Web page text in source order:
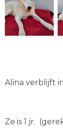
Alina verblijft
Ze is 1 jr.